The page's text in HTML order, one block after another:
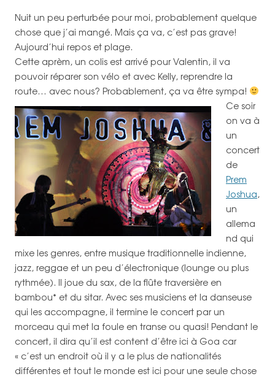
Nuit un peu perturbée pour moi, probablement quelque
chose que j’ai mangé. Mais ça va, c’est pas grave!
Aujourd’hui repos et plage.
Cette aprèm, un colis est arrivé pour Valentin, il va
pouvoir réparer son vélo et avec Kelly, reprendre la
route… avec nous? Probablement, ça va être sympa!
Ce soir
on va à
un
concert
de
Prem
Joshua,
un
allema
nd qui
mixe les genres, entre musique traditionnelle indienne,
jazz, reggae et un peu d’électronique (lounge ou plus
rythmée). Il joue du sax, de la flûte traversière en
bambou* et du sitar. Avec ses musiciens et la danseuse
qui les accompagne, il termine le concert par un
morceau qui met la foule en transe ou quasi! Pendant le
concert, il dira qu’il est content d’être ici à Goa car
« c’est un endroit où il y a le plus de nationalités
différentes et tout le monde est ici pour une seule chose